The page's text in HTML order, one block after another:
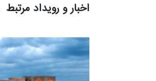
اخبار و رویداد مرتبط